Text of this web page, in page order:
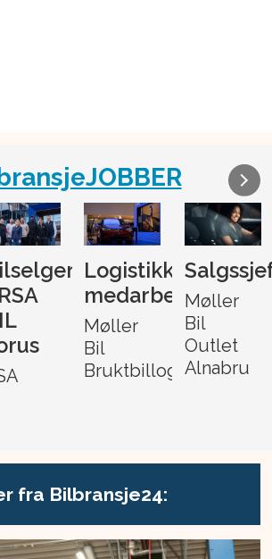
Logistikk-
medarbeider
Møller
Bil
Bruktbillogistikk
Møller
Bil
Outlet
Alnabru
fra Bilbransje24: